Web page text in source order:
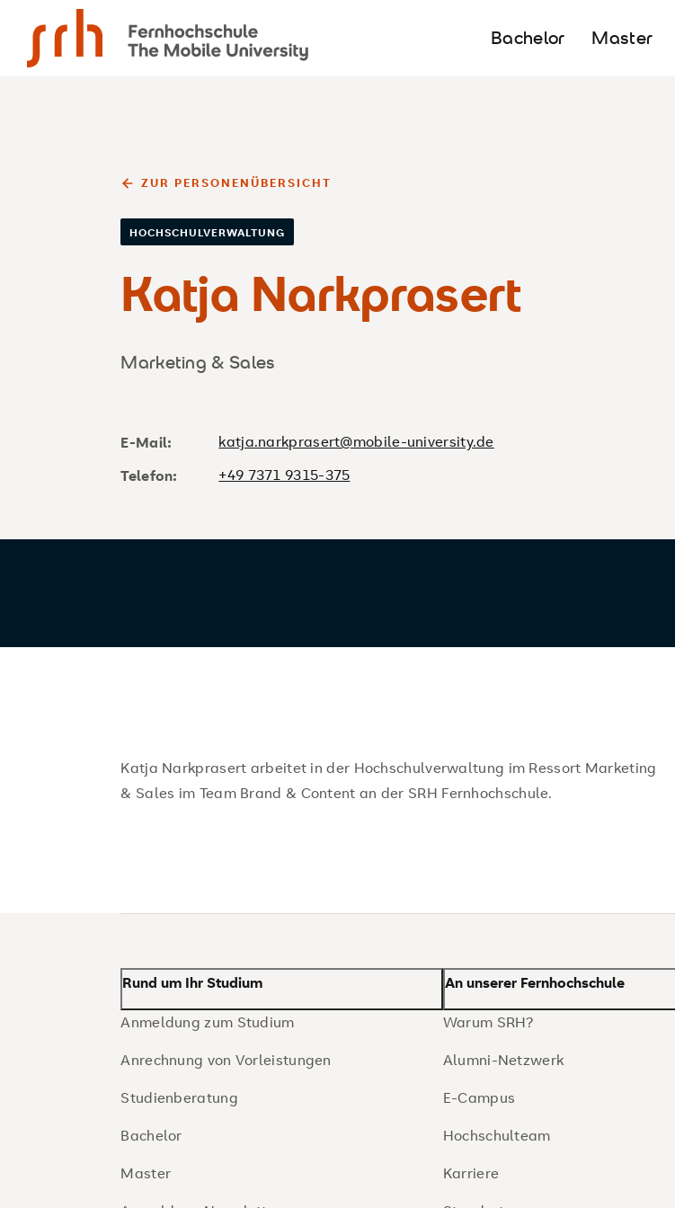
Bachelor Master
ZUR PERSONENÜBERSICHT
HOCHSCHULVERWALTUNG
Katja Narkprasert
Marketing & Sales
E-Mail:
katja.narkprasert@mobile-university.de
Telefon:
+49 7371 9315-375
Katja Narkprasert arbeitet in der Hochschulverwaltung im Ressort Marketing
& Sales im Team Brand & Content an der SRH Fernhochschule.
Rund um Ihr Studium
Anmeldung zum Studium
Anrechnung von Vorleistungen
Studienberatung
Bachelor
Master
An unserer Fernhochschule
Warum SRH?
Alumni-Netzwerk
E-Campus
Hochschulteam
Karriere